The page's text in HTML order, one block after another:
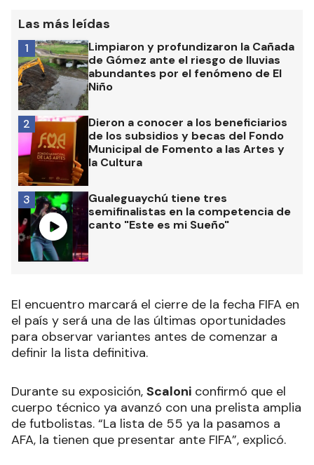
Las más leídas
Limpiaron y profundizaron la Cañada
de Gómez ante el riesgo de lluvias
abundantes por el fenómeno de El
Niño
1
Dieron a conocer a los beneficiarios
de los subsidios y becas del Fondo
Municipal de Fomento a las Artes y
la Cultura
2
Gualeguaychú tiene tres
semifinalistas en la competencia de
canto "Este es mi Sueño"
3
El encuentro marcará el cierre de la fecha FIFA en
el país y será una de las últimas oportunidades
para observar variantes antes de comenzar a
definir la lista definitiva.
Durante su exposición, Scaloni confirmó que el
cuerpo técnico ya avanzó con una prelista amplia
de futbolistas. “La lista de 55 ya la pasamos a
AFA, la tienen que presentar ante FIFA”, explicó.